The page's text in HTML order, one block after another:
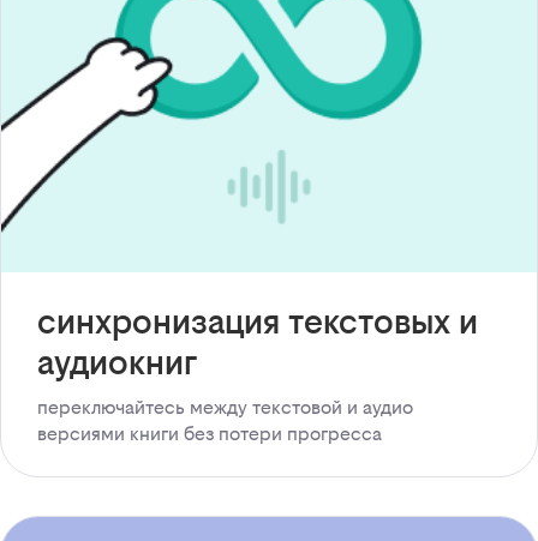
синхронизация текстовых и
аудиокниг
переключайтесь между текстовой и аудио
версиями книги без потери прогресса